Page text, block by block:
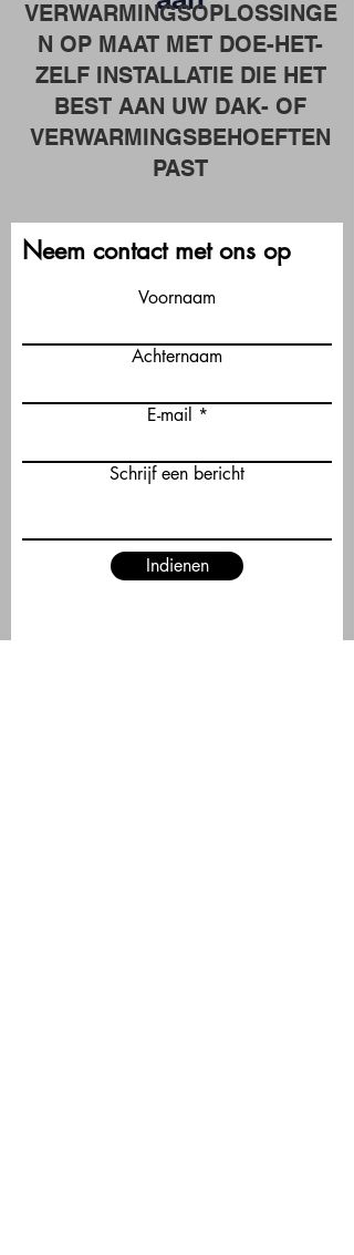
VERWARMINGSOPLOSSINGE
N OP MAAT MET DOE-HET-
ZELF INSTALLATIE DIE HET
BEST AAN UW DAK- OF
VERWARMINGSBEHOEFTEN
PAST
Neem contact met ons op
Voornaam
Achternaam
E-mail
Schrijf een bericht
Indienen